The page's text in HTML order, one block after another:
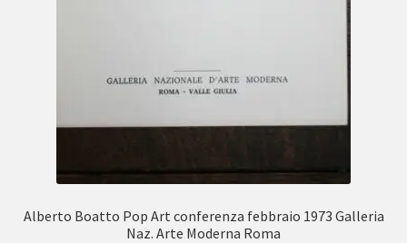
Alberto Boatto Pop Art conferenza febbraio 1973 Galleria
Naz. Arte Moderna Roma